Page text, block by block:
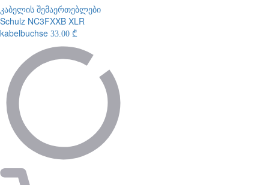
კაბელის შემაერთებლები
Schulz NC3FXXB XLR
kabelbuchse 33.00 ₾